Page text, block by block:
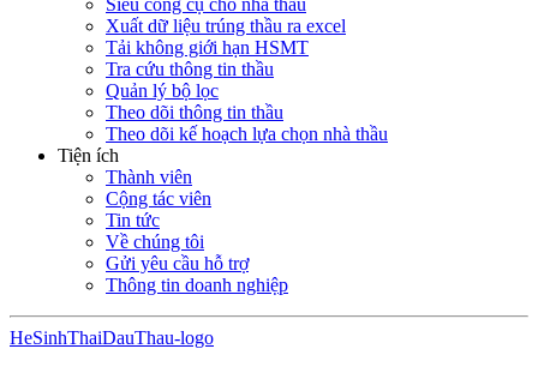
Siêu công cụ cho nhà thầu
Xuất dữ liệu trúng thầu ra excel
Tải không giới hạn HSMT
Tra cứu thông tin thầu
Quản lý bộ lọc
Theo dõi thông tin thầu
Theo dõi kế hoạch lựa chọn nhà thầu
Tiện ích
Thành viên
Cộng tác viên
Tin tức
Về chúng tôi
Gửi yêu cầu hỗ trợ
Thông tin doanh nghiệp
HeSinhThaiDauThau-logo